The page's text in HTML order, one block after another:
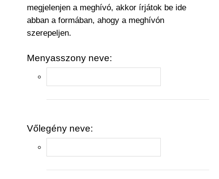
megjelenjen a meghívó, akkor írjátok be ide
abban a formában, ahogy a meghívón
szerepeljen.
Menyasszony neve:
Vőlegény neve: